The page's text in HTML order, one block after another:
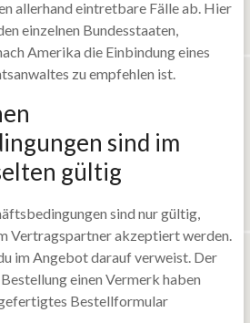
allerhand eintretbare Fälle ab. Hier
einzelnen Bundesstaaten,
Amerika die Einbindung eines
zu empfehlen ist.
sind im
gültig
sind nur gültig,
Vertragspartner akzeptiert werden.
im Angebot darauf verweist. Der
einen Vermerk haben
Bestellformular